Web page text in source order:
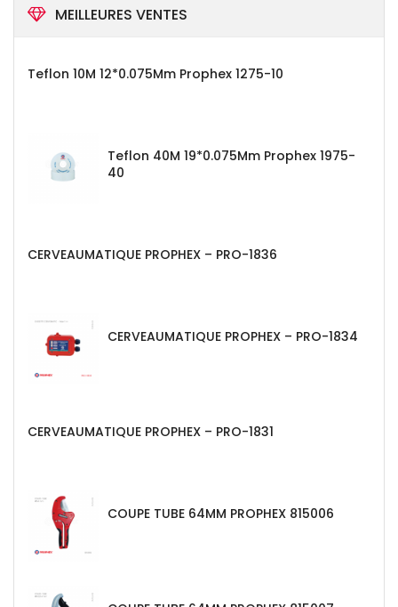
MEILLEURES VENTES
Teflon 10M 12*0.075Mm Prophex 1275-10
Teflon 40M 19*0.075Mm Prophex 1975-
40
CERVEAUMATIQUE PROPHEX – PRO-1836
CERVEAUMATIQUE PROPHEX – PRO-1834
CERVEAUMATIQUE PROPHEX – PRO-1831
COUPE TUBE 64MM PROPHEX 815006